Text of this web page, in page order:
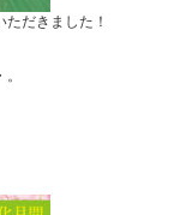
だきました！